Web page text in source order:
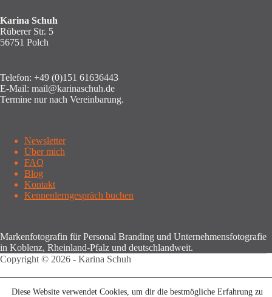
Karina Schuh
Rüberer Str. 5
56751 Polch
Telefon: +49 (0)151 61636443
E-Mail: mail@karinaschuh.de
Termine nur nach Vereinbarung.
Newsletter
Über mich
FAQ
Blog
Kontakt
Kennenlerngespräch buchen
Markenfotografin für Personal Branding und Unternehmensfotografie
in Koblenz, Rheinland-Pfalz und deutschlandweit.
Copyright © 2026 - Karina Schuh
Diese Website verwendet Cookies, um dir die bestmögliche Erfahrung zu